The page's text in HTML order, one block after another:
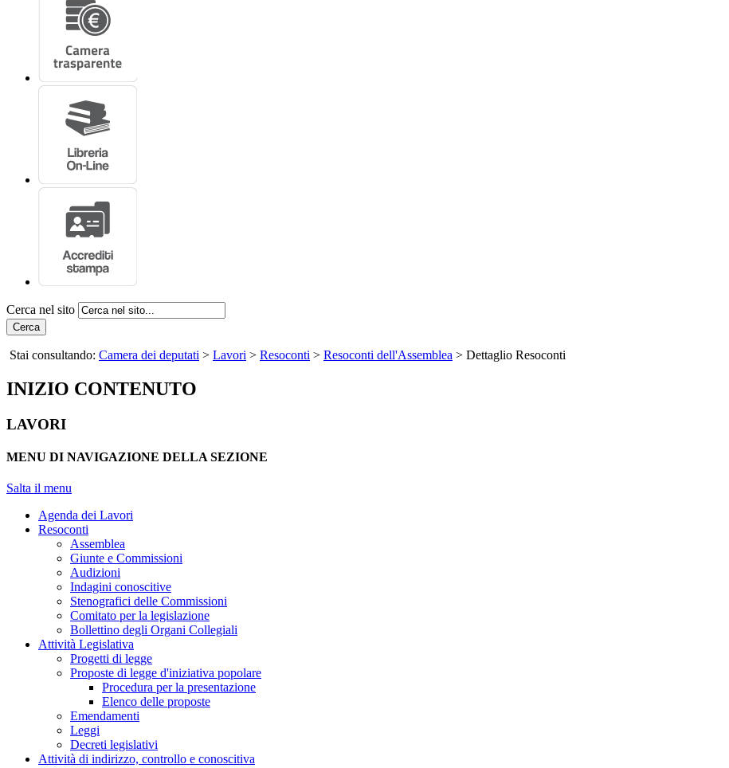
Cerca nel sito
Cerca
Stai consultando: Camera dei deputati > Lavori > Resoconti > Resoconti dell'Assemblea > Dettaglio Resoconti
INIZIO CONTENUTO
LAVORI
MENU DI NAVIGAZIONE DELLA SEZIONE
Salta il menu
Agenda dei Lavori
Resoconti
Assemblea
Giunte e Commissioni
Audizioni
Indagini conoscitive
Stenografici delle Commissioni
Comitato per la legislazione
Bollettino degli Organi Collegiali
Attività Legislativa
Progetti di legge
Proposte di legge d'iniziativa popolare
Procedura per la presentazione
Elenco delle proposte
Emendamenti
Leggi
Decreti legislativi
Attività di indirizzo, controllo e conoscitiva